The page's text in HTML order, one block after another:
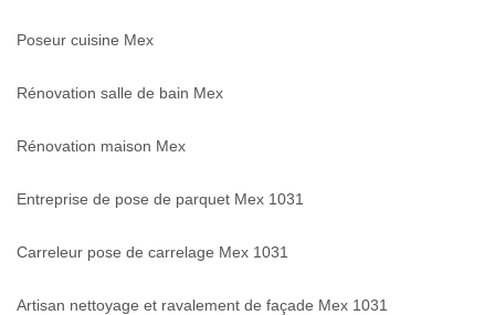
Poseur cuisine Mex
Rénovation salle de bain Mex
Rénovation maison Mex
Entreprise de pose de parquet Mex 1031
Carreleur pose de carrelage Mex 1031
Artisan nettoyage et ravalement de façade Mex 1031